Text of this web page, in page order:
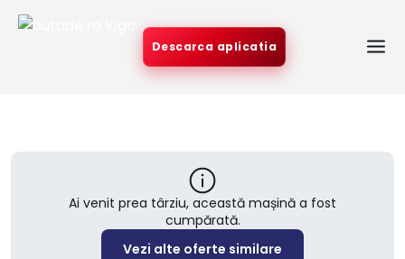
Descarca aplicatia
Ai venit prea târziu, această mașină a fost
cumpărată.
Vezi alte oferte similare